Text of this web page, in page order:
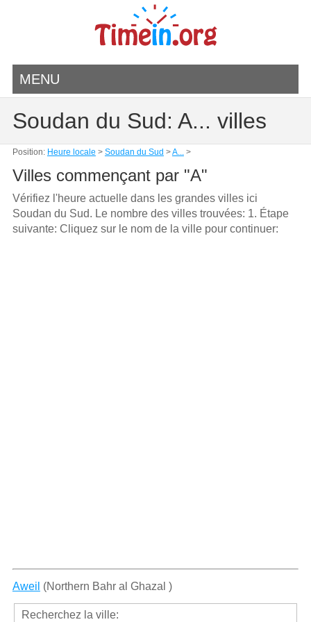
MENU
Soudan du Sud: A... villes
Position: Heure locale > Soudan du Sud >A...>
Villes commençant par "A"
Vérifiez l'heure actuelle dans les grandes villes ici
Soudan du Sud. Le nombre des villes trouvées: 1. Étape
suivante: Cliquez sur le nom de la ville pour continuer:
Aweil (Northern Bahr al Ghazal )
Recherchez la ville: